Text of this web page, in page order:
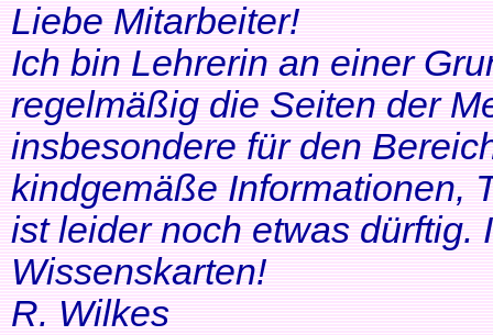
Liebe Mitarbeiter!
Ich bin Lehrerin an einer
regelmäßig die Seiten der
insbesondere für den
kindgemäße Informationen,
ist leider noch etwas dürftig.
Wissenskarten!
R. Wilkes